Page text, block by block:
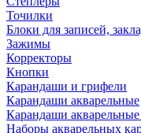
Точилки
Блоки для записей,
Зажимы
Корректоры
Кнопки
Карандаши и грифели
Карандаши акварельные
Карандаши
Наборы акварельных